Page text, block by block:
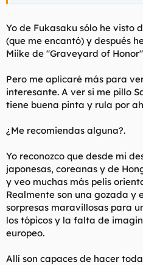
Yo de Fukasaku sólo he visto
(que me encantó) y después
Miike de "Graveyard of
Pero me aplicaré más para
interesante. A ver si me pillo
tiene buena pinta y rula por
¿Me recomiendas alguna?.
Yo reconozco que desde mi
japonesas, coreanas y de
y veo muchas más pelis
Realmente son una gozada y
sorpresas maravillosas para
los tópicos y la falta de
europeo.
Allí son capaces de hacer